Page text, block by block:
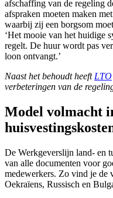
afschaffing van de regeling
afspraken moeten maken
waarbij zij een borgsom
‘Het mooie van het huidige
regelt. De huur wordt pas
loon ontvangt.’
Naast het behoudt heeft LTO
verbeteringen van de
Model volmacht
De Werkgeverslijn land- en
van alle documenten voor
medewerkers. Zo vind je de
Oekraïens, Russisch en